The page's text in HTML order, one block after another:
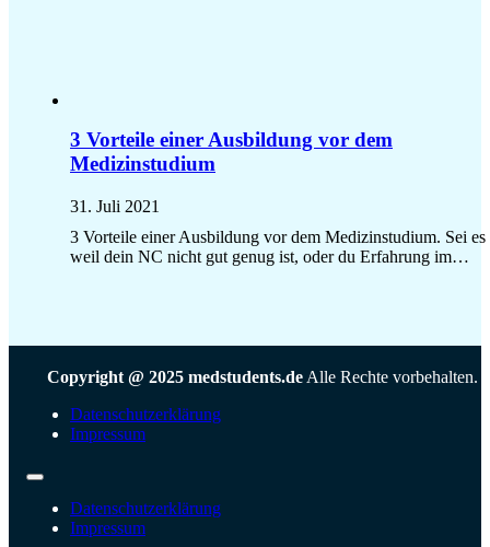
3 Vorteile einer Ausbildung vor dem
Medizinstudium
31. Juli 2021
3 Vorteile einer Ausbildung vor dem Medizinstudium. Sei es
weil dein NC nicht gut genug ist, oder du Erfahrung im…
Copyright @ 2025 medstudents.de Alle Rechte vorbehalten.
Datenschutzerklärung
Impressum
Datenschutzerklärung
Impressum